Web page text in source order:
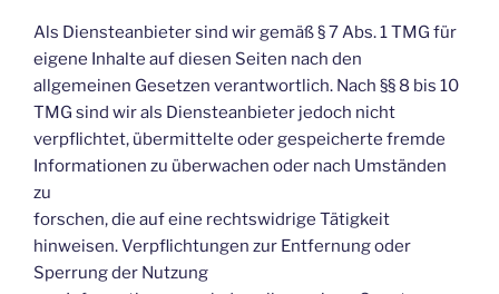
Als Diensteanbieter sind wir gemäß § 7 Abs. 1 TMG für
eigene Inhalte auf diesen Seiten nach den
allgemeinen Gesetzen verantwortlich. Nach §§ 8 bis 10
TMG sind wir als Diensteanbieter jedoch nicht
verpflichtet, übermittelte oder gespeicherte fremde
Informationen zu überwachen oder nach Umständen
zu
forschen, die auf eine rechtswidrige Tätigkeit
hinweisen. Verpflichtungen zur Entfernung oder
Sperrung der Nutzung